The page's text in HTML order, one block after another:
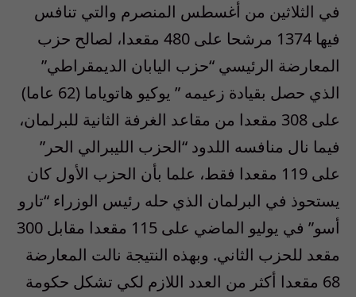
في الثلاثين من أغسطس المنصرم والتي تنافس
فيها 1374 مرشحا على 480 مقعدا، لصالح حزب
المعارضة الرئيسي “حزب اليابان الديمقراطي”
الذي حصل بقيادة زعيمه ” يوكيو هاتوياما (62 عاما)
على 308 مقعدا من مقاعد الغرفة الثانية للبرلمان،
فيما نال منافسه اللدود “الحزب الليبرالي الحر”
على 119 مقعدا فقط، علما بأن الحزب الأول كان
يستحوذ في البرلمان الذي حله رئيس الوزراء “تارو
أسو” في يوليو الماضي على 115 مقعدا مقابل 300
مقعد للحزب الثاني. وبهذه النتيجة نالت المعارضة
68 مقعدا أكثر من العدد اللازم لكي تشكل حكومة